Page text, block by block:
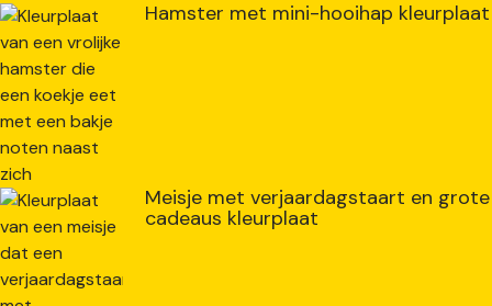
Hamster met mini-hooihap kleurplaat
Meisje met verjaardagstaart en grote
cadeaus kleurplaat